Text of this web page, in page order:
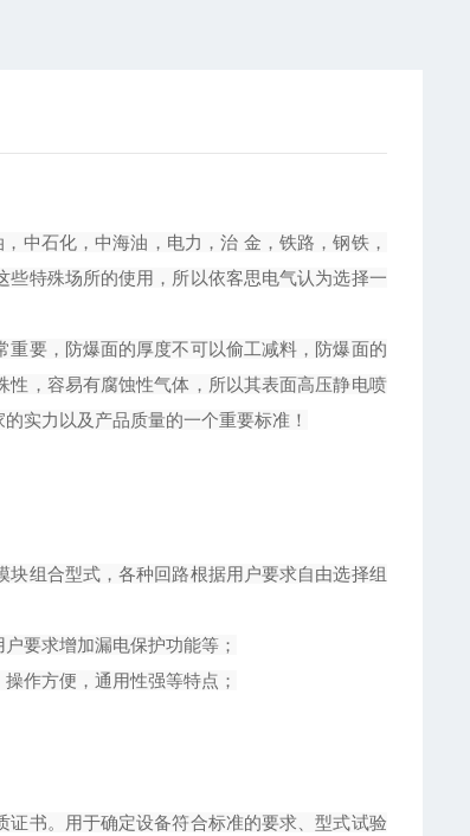
中石化，中海油，电力，治 金，铁路，钢铁，
些特殊场所的使用，所以依客思电气认为选择一
要，防爆面的厚度不可以偷工减料，防爆面的
，容易有腐蚀性气体，所以其表面高压静电喷
实力以及产品质量的一个重要标准！
组合型式，各种回路根据用户要求自由选择组
要求增加漏电保护功能等；
作方便，通用性强等特点；
书。用于确定设备符合标准的要求、型式试验